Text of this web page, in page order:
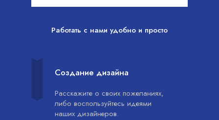
Создание дизайна
Расскажите о своих пожеланиях,
либо воспользуйтесь идеями
наших дизайнеров.
Работать с нами удобно и просто